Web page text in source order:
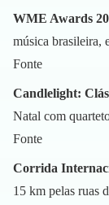
WME Awards
música brasileira,
Fonte
Candlelight:
Natal com
Fonte
Corrida
15 km pelas ruas